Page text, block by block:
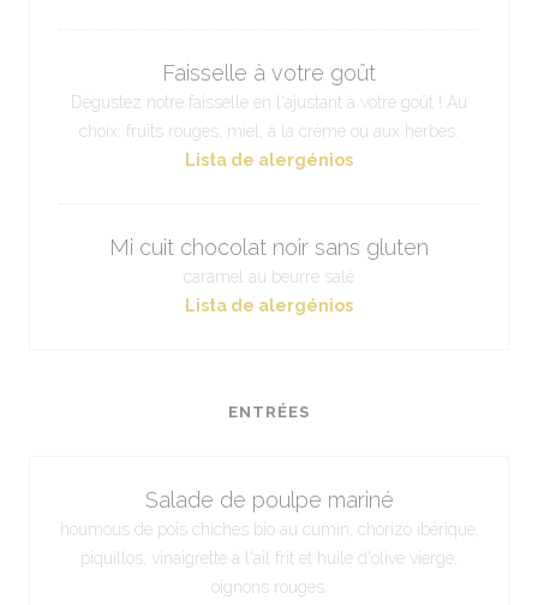
Faisselle à votre goût
Dégustez notre faisselle en l'ajustant à votre goût ! Au
choix: fruits rouges, miel, à la crème ou aux herbes.
Lista de alergénios
Mi cuit chocolat noir sans gluten
caramel au beurre salé
Lista de alergénios
ENTRÉES
Salade de poulpe mariné
houmous de pois chiches bio au cumin, chorizo ibérique,
piquillos, vinaigrette à l'ail frit et huile d'olive vierge,
oignons rouges.